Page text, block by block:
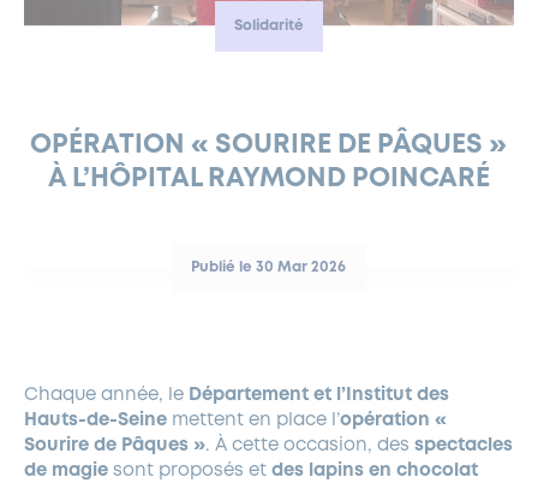
EAU POTABLE ET ASSAINISSEMENT
DÉCLARATION DE CATASTROPHE NATURELLE
LOCATION DE SALLES
INFORMATIONS PRATIQUES
SUBVENTIONS
PANNEAUX D’AFFICHAGE LIBRE
GRÖBENZELL
DÉVELOPPEMENT DURABLE
DEMANDE D’ABATTAGE
Solidarité
OPÉRATION « SOURIRE DE PÂQUES »
À L’HÔPITAL RAYMOND POINCARÉ
Publié le 30 Mar 2026
Chaque année, le Département et l’Institut des
Hauts-de-Seine mettent en place l’opération «
Sourire de Pâques ». À cette occasion, des spectacles
de magie sont proposés et des lapins en chocolat